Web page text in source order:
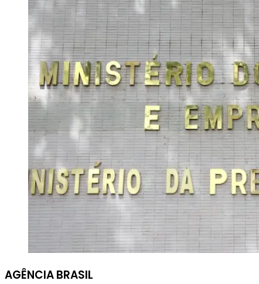
AGÊNCIA BRASIL